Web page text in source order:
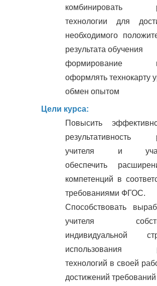
комбинировать
технологии для
необходимого
результата обучения
формирование
оформлять технокарту
обмен опытом
Цели курса:
Повысить
результативность
учителя и
обеспечить
компетенций в
требованиями ФГОС.
Способствовать
учителя
индивидуальной
использования
технологий в своей
достижений